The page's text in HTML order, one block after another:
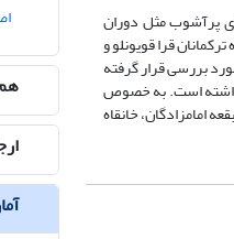
پرآشوب مثل دوران
قرا قویونلو و
بررسی قرار گرفته
داشته است. به خصوص
امامزادگان، خانقاه